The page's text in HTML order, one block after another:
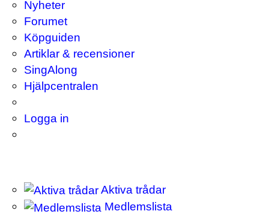
Nyheter
Forumet
Köpguiden
Artiklar & recensioner
SingAlong
Hjälpcentralen
Logga in
Aktiva trådar
Medlemslista